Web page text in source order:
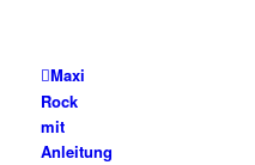
Maxi
Rock
mit
Anleitung